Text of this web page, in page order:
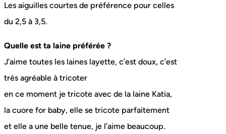
Les aiguilles courtes de préférence pour celles
du 2,5 à 3,5.
Quelle est ta laine préférée ?
J’aime toutes les laines layette, c’est doux, c’est
très agréable à tricoter
en ce moment je tricote avec de la laine Katia,
la cuore for baby, elle se tricote parfaitement
et elle a une belle tenue, je l’aime beaucoup.